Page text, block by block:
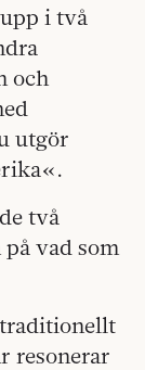
i två
och
utgör
två
vad som
resonerar